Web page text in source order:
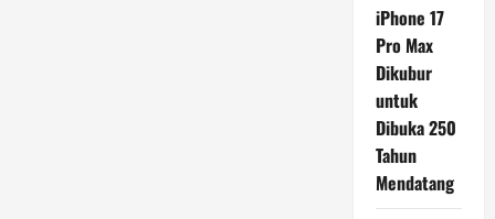
iPhone 17
Pro Max
Dikubur
untuk
Dibuka 250
Tahun
Mendatang